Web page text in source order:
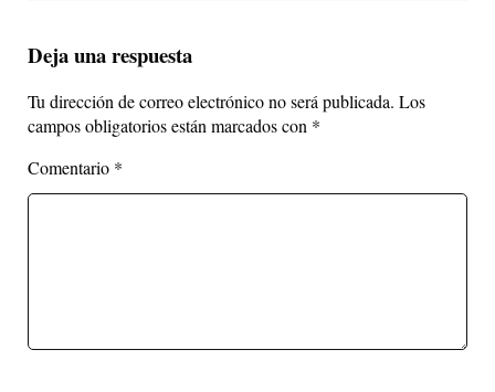
Deja una respuesta
Tu dirección de correo electrónico no será publicada. Los
campos obligatorios están marcados con *
Comentario *